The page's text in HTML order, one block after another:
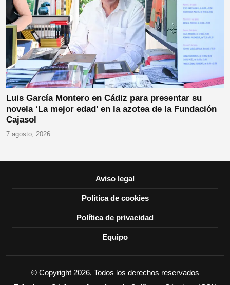
Luis García Montero en Cádiz para presentar su
novela ‘La mejor edad’ en la azotea de la Fundación
Cajasol
7 agosto, 2026
Aviso legal
Política de cookies
Política de privacidad
Equipo
© Copyright 2026, Todos los derechos reservados